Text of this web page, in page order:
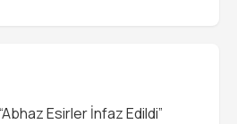
Esirler İnfaz Edildi”